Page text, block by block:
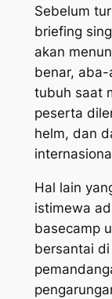
Sebelum
briefing
akan
benar,
tubuh saat
peserta
helm, dan
Hal lain
istimewa
basecamp
bersantai